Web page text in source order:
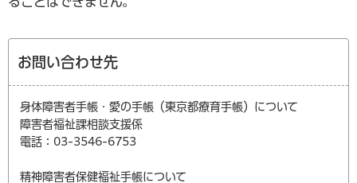
お問い合わせ先
身体障害者手帳・愛の手帳（東京都療育手帳）について
障害者福祉課相談支援係
電話：03-3546-6753
精神障害者保健福祉手帳について